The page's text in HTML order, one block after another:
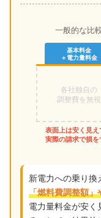
一般的な比
基本料金
＋電力量料金
各社独自の
調整費を無視
表面上は安く見え
実際の請求で損を
新電力への乗り換
「燃料費調整額」
電力量料金が安